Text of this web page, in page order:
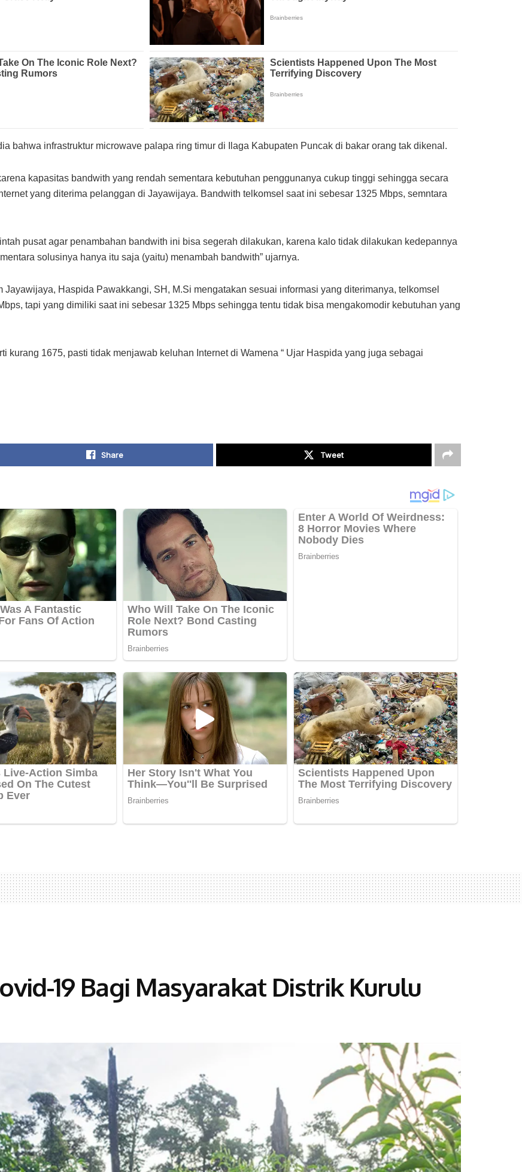
bahwa infrastruktur microwave palapa ring timur di Ilaga Kabupaten Puncak di bakar orang tak dikenal.
kapasitas bandwith yang rendah sementara kebutuhan penggunanya cukup tinggi sehingga secara
yang diterima pelanggan di Jayawijaya. Bandwith telkomsel saat ini sebesar 1325 Mbps, semntara
pusat agar penambahan bandwith ini bisa segerah dilakukan, karena kalo tidak dilakukan kedepannya
solusinya hanya itu saja (yaitu) menambah bandwith” ujarnya.
Jayawijaya, Haspida Pawakkangi, SH, M.Si mengatakan sesuai informasi yang diterimanya, telkomsel
tapi yang dimiliki saat ini sebesar 1325 Mbps sehingga tentu tidak bisa mengakomodir kebutuhan yang
kurang 1675, pasti tidak menjawab keluhan Internet di Wamena “ Ujar Haspida yang juga sebagai
Share Tweet
19 Bagi Masyarakat Distrik Kurulu